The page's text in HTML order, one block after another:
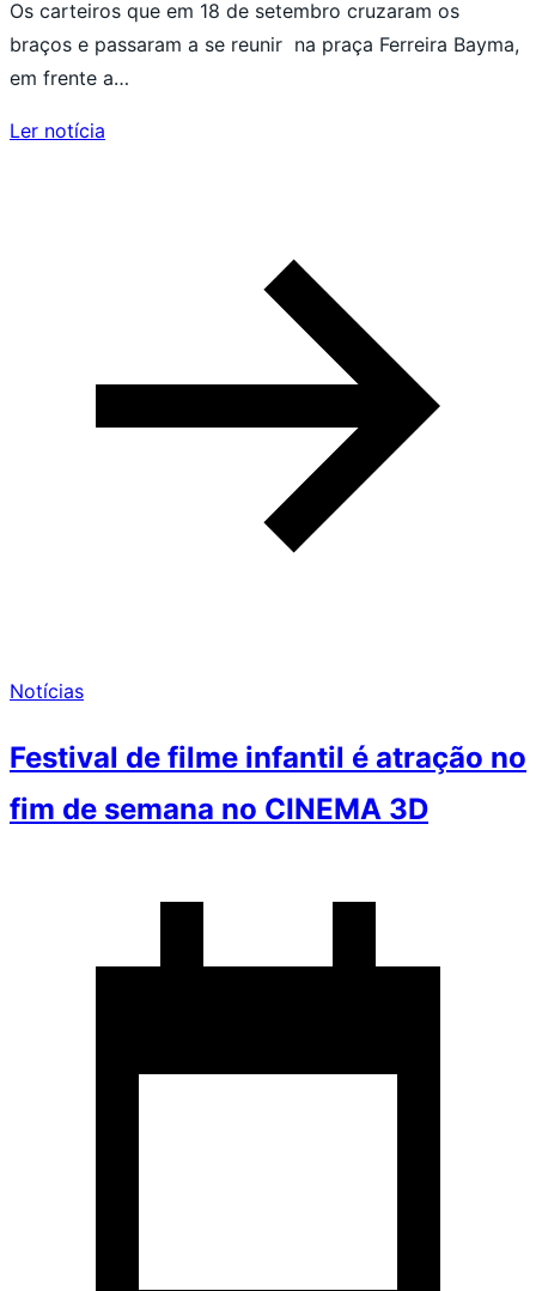
Os carteiros que em 18 de setembro cruzaram os
braços e passaram a se reunir na praça Ferreira Bayma,
em frente a…
Ler notícia
Notícias
Festival de filme infantil é atração no
fim de semana no CINEMA 3D